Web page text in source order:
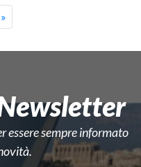
»
essere sempre informato